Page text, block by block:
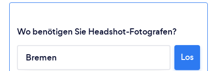
Wo benötigen Sie Headshot-Fotografen?
Los